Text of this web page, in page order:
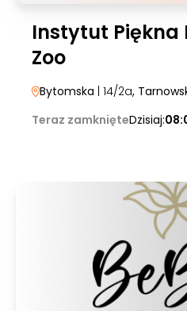
Instytut Piękna
Zoo
Bytomska | 14/2a,
Teraz zamknięteDzisiaj: